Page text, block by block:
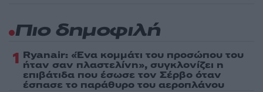
Πιο δημοφιλή
1 Ryanair: «Ένα κομμάτι του προσώπου του
ήταν σαν πλαστελίνη», συγκλονίζει η
επιβάτιδα που έσωσε τον Σέρβο όταν
έσπασε το παράθυρο του αεροπλάνου